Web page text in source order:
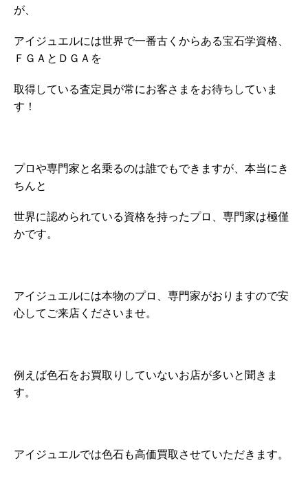
が、
アイジュエルには世界で一番古くからある宝石学資格、
ＦＧＡとＤＧＡを
取得している査定員が常にお客さまをお待ちしていま
す！
プロや専門家と名乗るのは誰でもできますが、本当にき
ちんと
世界に認められている資格を持ったプロ、専門家は極僅
かです。
アイジュエルには本物のプロ、専門家がおりますので安
心してご来店くださいませ。
例えば色石をお買取りしていないお店が多いと聞きま
す。
アイジュエルでは色石も高価買取させていただきます。